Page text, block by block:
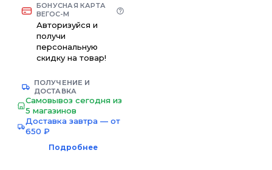
БОНУСНАЯ КАРТА
ВЕГОС-М
Авторизуйся и
получи
персональную
скидку на товар!
ПОЛУЧЕНИЕ И
ДОСТАВКА
Самовывоз сегодня из
5 магазинов
Доставка завтра — от
650 ₽
Подробнее